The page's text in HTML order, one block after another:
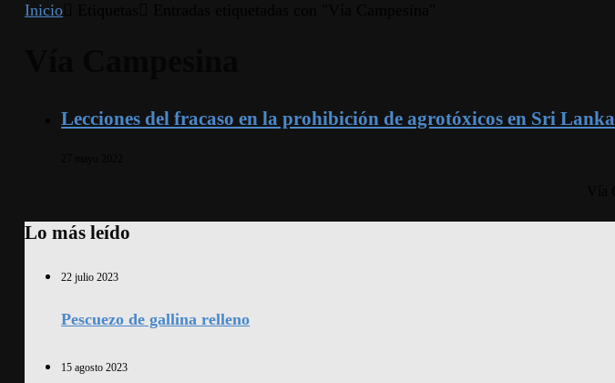
Inicio
Lecciones del fracaso en la prohibición de agrotóxicos en Sri Lanka
Lo más leído
22 julio 2023
Pescuezo de gallina relleno
15 agosto 2023